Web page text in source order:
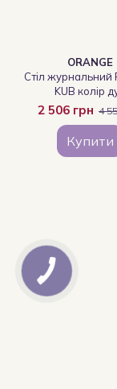
ORANGE
Стіл журнальний
KUB колір
2 506 грн 4
Купити